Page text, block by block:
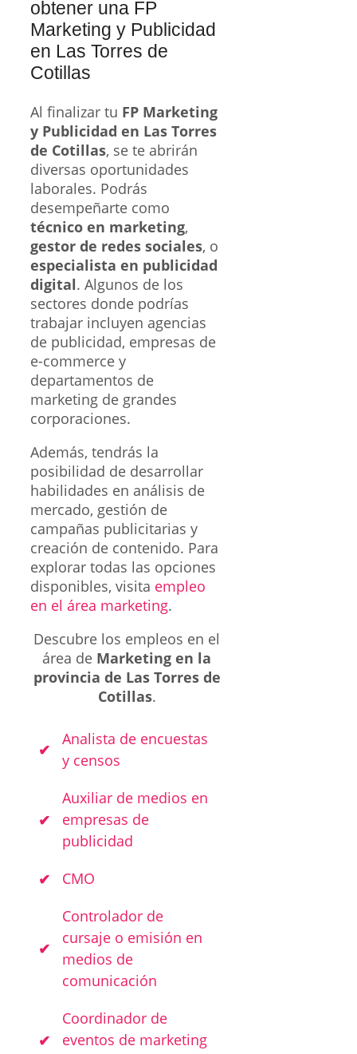
obtener una FP
Marketing y Publicidad
en Las Torres de
Cotillas
Al finalizar tu FP Marketing
y Publicidad en Las Torres
de Cotillas, se te abrirán
diversas oportunidades
laborales. Podrás
desempeñarte como
técnico en marketing,
gestor de redes sociales, o
especialista en publicidad
digital. Algunos de los
sectores donde podrías
trabajar incluyen agencias
de publicidad, empresas de
e-commerce y
departamentos de
marketing de grandes
corporaciones.
Además, tendrás la
posibilidad de desarrollar
habilidades en análisis de
mercado, gestión de
campañas publicitarias y
creación de contenido. Para
explorar todas las opciones
disponibles, visita empleo
en el área marketing.
Descubre los empleos en el
área de Marketing en la
provincia de Las Torres de
Cotillas.
Analista de encuestas
y censos
Auxiliar de medios en
empresas de
publicidad
CMO
Controlador de
cursaje o emisión en
medios de
comunicación
Coordinador de
eventos de marketing